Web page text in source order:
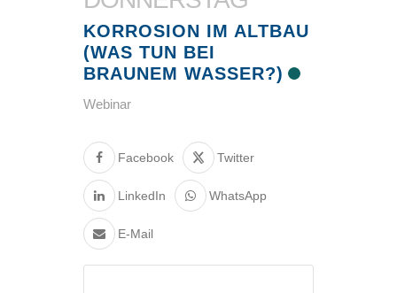
KORROSION IM ALTBAU
(WAS TUN BEI
BRAUNEM WASSER?)
Webinar
Facebook Twitter
LinkedIn WhatsApp
E-Mail